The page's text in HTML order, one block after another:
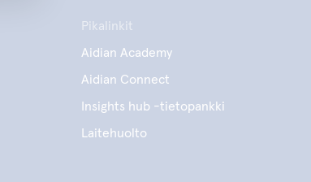
Pikalinkit
Aidian Academy
Aidian Connect
Insights hub -tietopankki
Laitehuolto